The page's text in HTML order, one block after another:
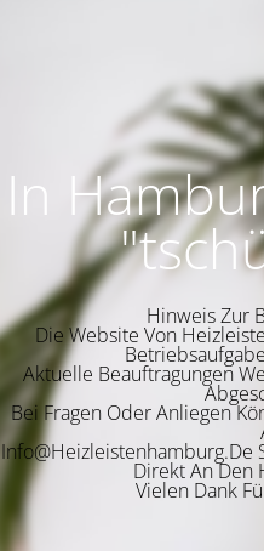
In
Hinweis Zur
Die Website Von
Aktuelle Beauftragungen
Bei Fragen Oder Anliegen
Info@Heizleistenhamburg.De
Direkt An Den
Vielen Dank